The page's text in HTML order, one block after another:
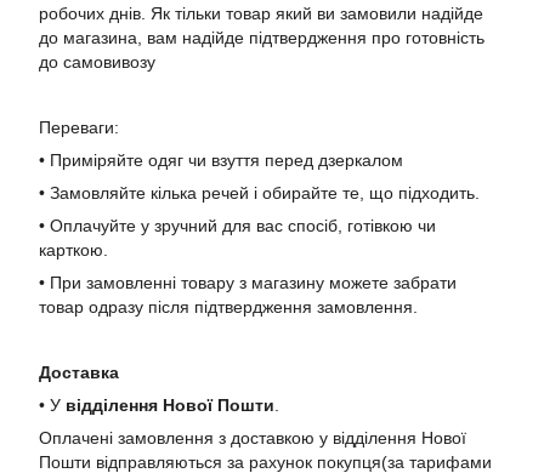
робочих днів. Як тільки товар який ви замовили надійде
до магазина, вам надійде підтвердження про готовність
до самовивозу
Переваги:
• Приміряйте одяг чи взуття перед дзеркалом
• Замовляйте кілька речей і обирайте те, що підходить.
• Оплачуйте у зручний для вас спосіб, готівкою чи
карткою.
• При замовленні товару з магазину можете забрати
товар одразу після підтвердження замовлення.
Доставка
• У відділення Нової Пошти
Оплачені замовлення з доставкою у відділення Нової
Пошти відправляються за рахунок покупця(за тарифами